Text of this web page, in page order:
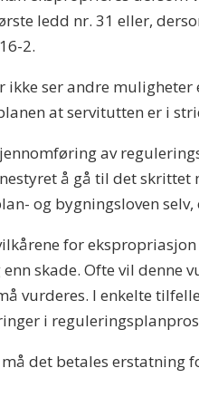
ledd nr. 31 eller,
2.
ikke ser andre
at servitutten er i
av
å gå til det
og bygningsloven
for
skade. Ofte vil denne
vurderes. I enkelte
i
det betales erstatning